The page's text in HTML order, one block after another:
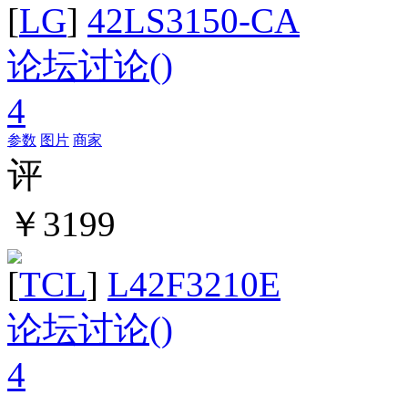
[LG] 42LS3150-CA
论坛讨论()
4
参数 图片 商家
评
￥3199
[TCL] L42F3210E
论坛讨论()
4